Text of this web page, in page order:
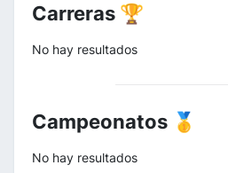
Carreras 🏆
No hay resultados
Campeonatos 🥇
No hay resultados